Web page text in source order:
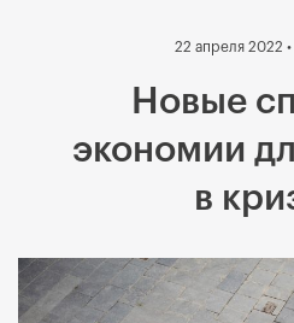
22 апреля 2022 •
Новые
экономии
в